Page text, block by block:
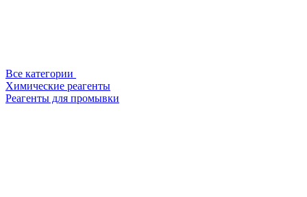
Все категории
Химические реагенты
Реагенты для промывки